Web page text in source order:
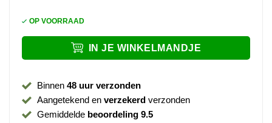
OP VOORRAAD
IN JE WINKELMANDJE
Binnen 48 uur verzonden
Aangetekend en verzekerdverzonden
Gemiddelde beoordeling 9.5